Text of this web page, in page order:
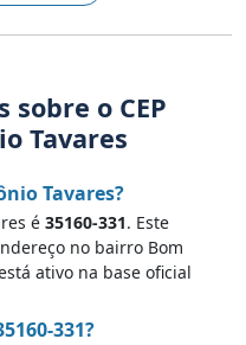
o CEP
Tavares
Tavares?
é 35160-331. Este
no bairro Bom
ativo na base oficial
331?